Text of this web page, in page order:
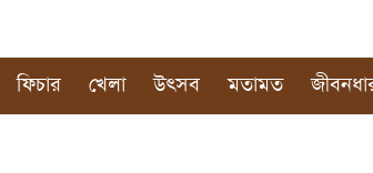
ফিচার খেলা উৎসব মতামত